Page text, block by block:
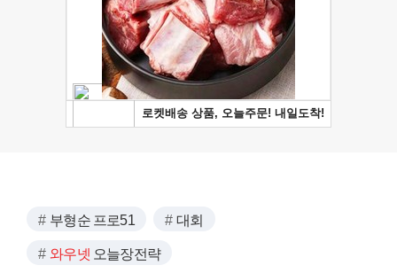
부형순 프로51 대회
와우넷 오늘장전략